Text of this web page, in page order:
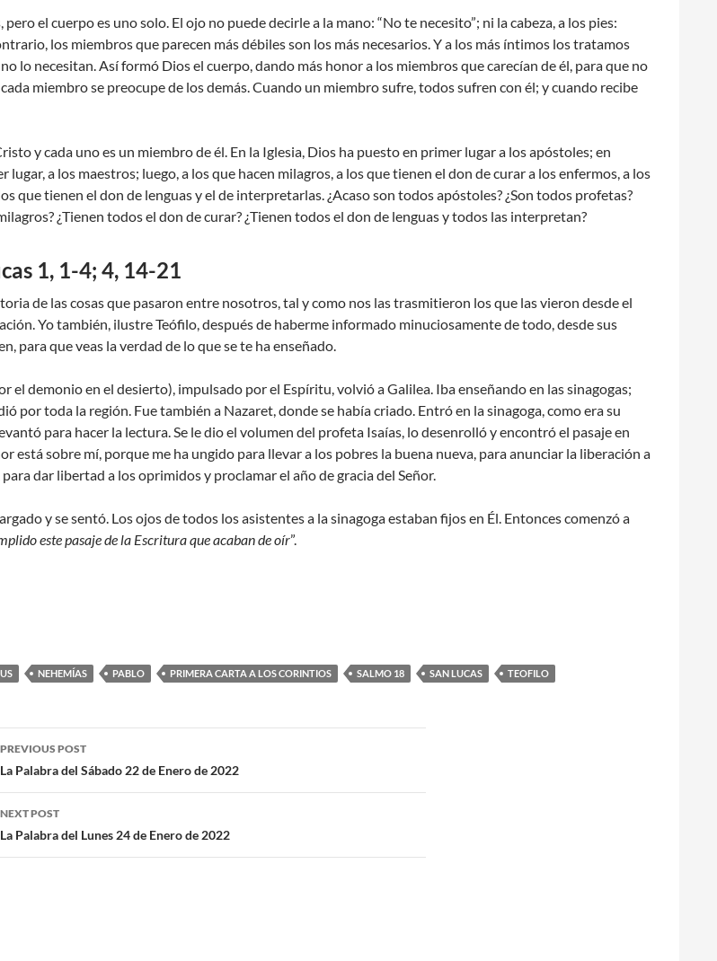
el cuerpo es uno solo. El ojo no puede decirle a la mano: “No te necesito”; ni la cabeza, a los pies:
los miembros que parecen más débiles son los más necesarios. Y a los más íntimos los tratamos
lo necesitan. Así formó Dios el cuerpo, dando más honor a los miembros que carecían de él, para que no
miembro se preocupe de los demás. Cuando un miembro sufre, todos sufren con él; y cuando recibe
y cada uno es un miembro de él. En la Iglesia, Dios ha puesto en primer lugar a los apóstoles; en
lugar, a los maestros; luego, a los que hacen milagros, a los que tienen el don de curar a los enfermos, a los
que tienen el don de lenguas y el de interpretarlas. ¿Acaso son todos apóstoles? ¿Son todos profetas?
¿Tienen todos el don de curar? ¿Tienen todos el don de lenguas y todos las interpretan?
1, 1-4; 4, 14-21
de las cosas que pasaron entre nosotros, tal y como nos las trasmitieron los que las vieron desde el
Yo también, ilustre Teófilo, después de haberme informado minuciosamente de todo, desde sus
para que veas la verdad de lo que se te ha enseñado.
el demonio en el desierto), impulsado por el Espíritu, volvió a Galilea. Iba enseñando en las sinagogas;
por toda la región. Fue también a Nazaret, donde se había criado. Entró en la sinagoga, como era su
para hacer la lectura. Se le dio el volumen del profeta Isaías, lo desenrolló y encontró el pasaje en
está sobre mí, porque me ha ungido para llevar a los pobres la buena nueva, para anunciar la liberación a
dar libertad a los oprimidos y proclamar el año de gracia del Señor.
y se sentó. Los ojos de todos los asistentes a la sinagoga estaban fijos en Él. Entonces comenzó a
este pasaje de la Escritura que acaban de oír”.
NEHEMÍAS PABLO PRIMERA CARTA A LOS CORINTIOS SALMO 18 SAN LUCAS TEOFILO
PREVIOUS POST
La Palabra del Sábado 22 de Enero de 2022
NEXT POST
La Palabra del Lunes 24 de Enero de 2022